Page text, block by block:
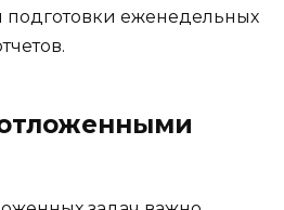
подготовки еженедельных